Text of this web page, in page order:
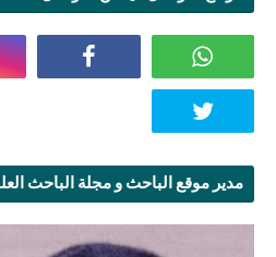
مدير موقع الباحث و مجلة الباحث